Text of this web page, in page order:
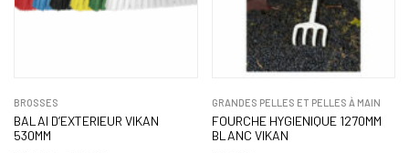
BROSSES
BALAI D’EXTERIEUR VIKAN
530MM
GRANDES PELLES ET PELLES À MAIN
FOURCHE HYGIENIQUE 1270MM
BLANC VIKAN